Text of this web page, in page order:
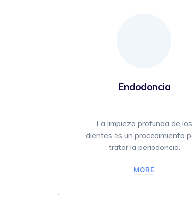
Endodoncia
La limpieza profunda de los
dientes es un procedimiento
tratar la periodoncia.
MORE